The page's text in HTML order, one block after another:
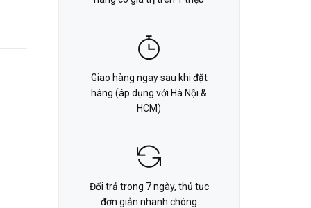
Giao hàng ngay sau khi đặt
hàng (áp dụng với Hà Nội &
HCM)
Đổi trả trong 7 ngày, thủ tục
đơn giản nhanh chóng